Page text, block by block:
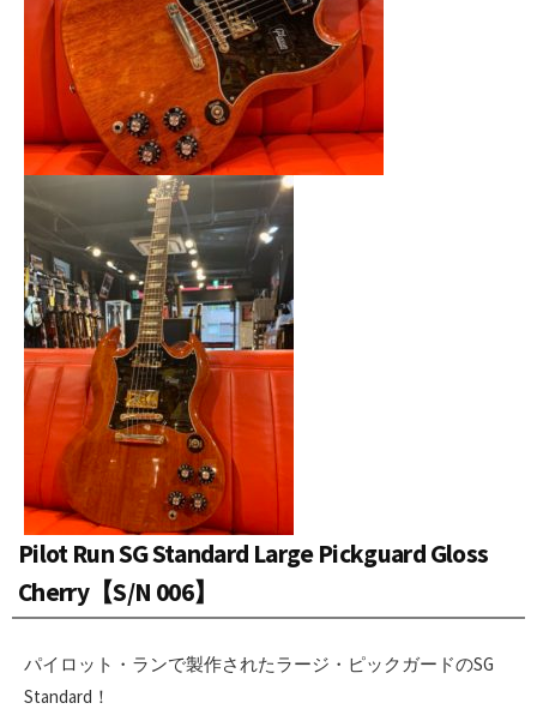
Pilot Run SG Standard Large Pickguard Gloss
Cherry【S/N 006】
パイロット・ランで製作されたラージ・ピックガードのSG
Standard！